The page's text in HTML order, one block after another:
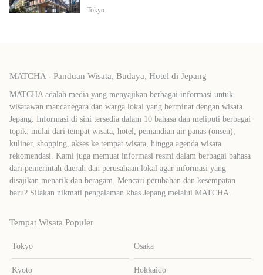
Tokyo
MATCHA - Panduan Wisata, Budaya, Hotel di Jepang
MATCHA adalah media yang menyajikan berbagai informasi untuk
wisatawan mancanegara dan warga lokal yang berminat dengan wisata
Jepang. Informasi di sini tersedia dalam 10 bahasa dan meliputi berbagai
topik: mulai dari tempat wisata, hotel, pemandian air panas (onsen),
kuliner, shopping, akses ke tempat wisata, hingga agenda wisata
rekomendasi. Kami juga memuat informasi resmi dalam berbagai bahasa
dari pemerintah daerah dan perusahaan lokal agar informasi yang
disajikan menarik dan beragam. Mencari perubahan dan kesempatan
baru? Silakan nikmati pengalaman khas Jepang melalui MATCHA.
Tempat Wisata Populer
Tokyo Osaka
Kyoto Hokkaido